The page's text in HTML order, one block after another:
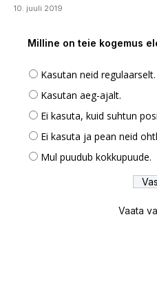
10. juuli 2019
Milline on teie kogemus
Kasutan neid regulaarselt.
Kasutan aeg-ajalt.
Ei kasuta, kuid suhtun
Ei kasuta ja pean neid
Mul puudub kokkupuude.
Vaata